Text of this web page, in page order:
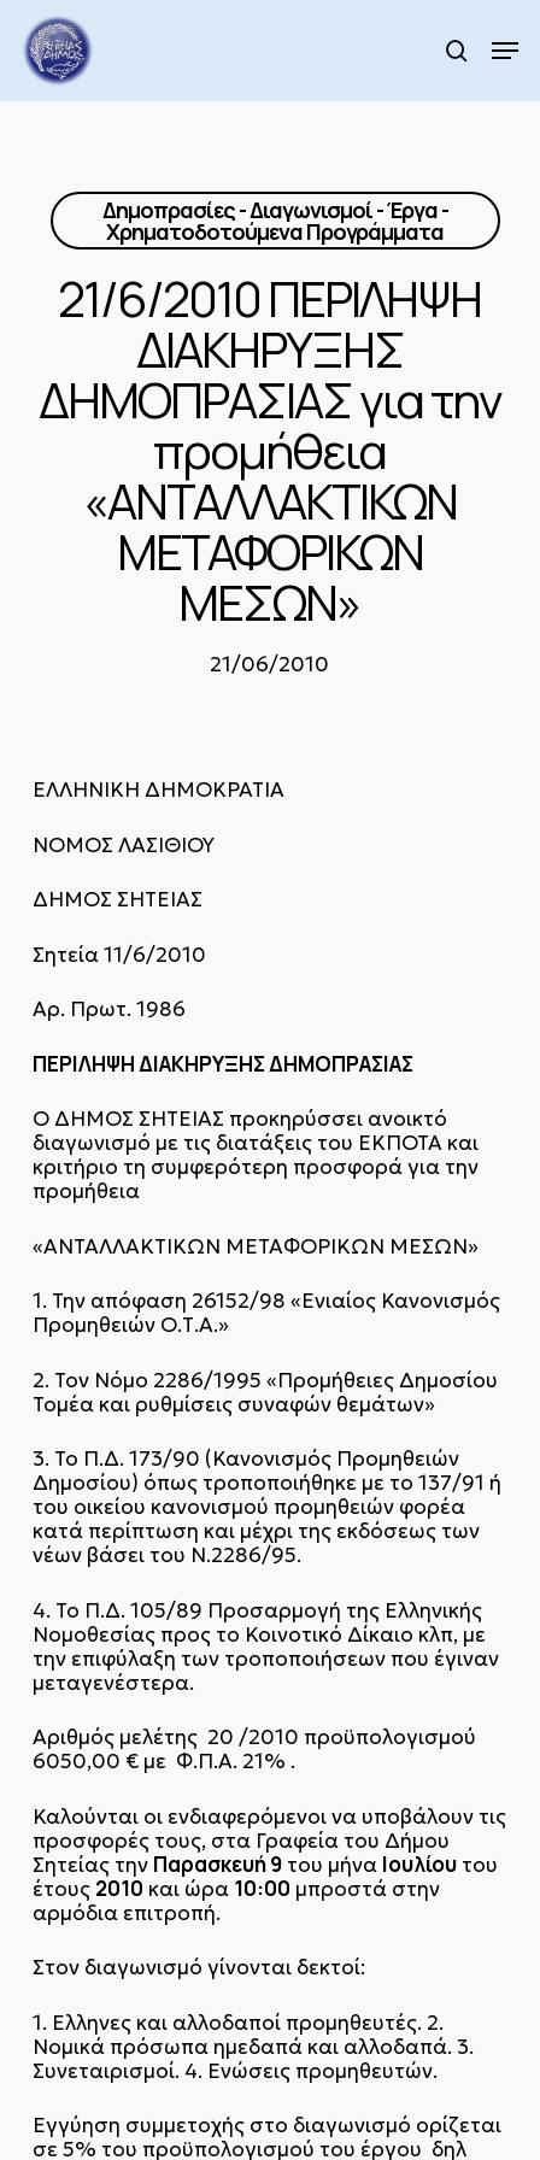
main
content
search
Δημοπρασίες - Διαγωνισμοί - Έργα -
Χρηματοδοτούμενα Προγράμματα
21/6/2010 ΠΕΡΙΛΗΨΗ
ΔΙΑΚΗΡΥΞΗΣ
ΔΗΜΟΠΡΑΣΙΑΣ για την
προμήθεια
«ΑΝΤΑΛΛΑΚΤΙΚΩΝ
ΜΕΤΑΦΟΡΙΚΩΝ
ΜΕΣΩΝ»
21/06/2010
ΕΛΛΗΝΙΚΗ ΔΗΜΟΚΡΑΤΙΑ
ΝΟΜΟΣ ΛΑΣΙΘΙΟΥ
ΔΗΜΟΣ ΣΗΤΕΙΑΣ
Σητεία 11/6/2010
Αρ. Πρωτ. 1986
ΠΕΡΙΛΗΨΗ ΔΙΑΚΗΡΥΞΗΣ ΔΗΜΟΠΡΑΣΙΑΣ
Ο ΔΗΜΟΣ ΣΗΤΕΙΑΣ προκηρύσσει ανοικτό
διαγωνισμό με τις διατάξεις του ΕΚΠΟΤΑ και
κριτήριο τη συμφερότερη προσφορά για την
προμήθεια
«ΑΝΤΑΛΛΑΚΤΙΚΩΝ ΜΕΤΑΦΟΡΙΚΩΝ ΜΕΣΩΝ»
1. Την απόφαση 26152/98 «Ενιαίος Κανονισμός
Προμηθειών Ο.Τ.Α.»
2. Τον Νόμο 2286/1995 «Προμήθειες Δημοσίου
Τομέα και ρυθμίσεις συναφών θεμάτων»
3. Το Π.Δ. 173/90 (Κανονισμός Προμηθειών
Δημοσίου) όπως τροποποιήθηκε με το 137/91 ή
του οικείου κανονισμού προμηθειών φορέα
κατά περίπτωση και μέχρι της εκδόσεως των
νέων βάσει του Ν.2286/95.
4. Το Π.Δ. 105/89 Προσαρμογή της Ελληνικής
Νομοθεσίας προς το Κοινοτικό Δίκαιο κλπ, με
την επιφύλαξη των τροποποιήσεων που έγιναν
μεταγενέστερα.
Αριθμός μελέτης 20 /2010 προϋπολογισμού
6050,00 € με Φ.Π.Α. 21% .
Καλούνται οι ενδιαφερόμενοι να υποβάλουν τις
προσφορές τους, στα Γραφεία του Δήμου
Σητείας την Παρασκευή 9του μήνα Ιουλίουτου
έτους 2010 και ώρα 10:00 μπροστά στην
αρμόδια επιτροπή.
Στον διαγωνισμό γίνονται δεκτοί:
1. Ελληνες και αλλοδαποί προμηθευτές. 2.
Νομικά πρόσωπα ημεδαπά και αλλοδαπά. 3.
Συνεταιρισμοί. 4. Ενώσεις προμηθευτών.
Εγγύηση συμμετοχής στο διαγωνισμό ορίζεται
σε 5% του προϋπολογισμού του έργου δηλ
Menu